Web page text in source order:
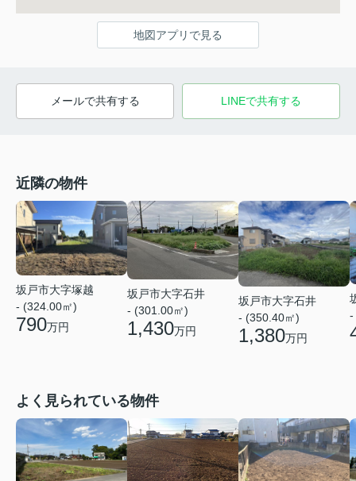
地図アプリで見る
メールで共有する LINEで共有する
近隣の物件
坂戸市大字塚越
- (324.00㎡)
790万円
坂戸市大字石井
- (301.00㎡)
1,430万円
坂戸市大字石井
- (350.40㎡)
1,380万円
-
よく見られている物件